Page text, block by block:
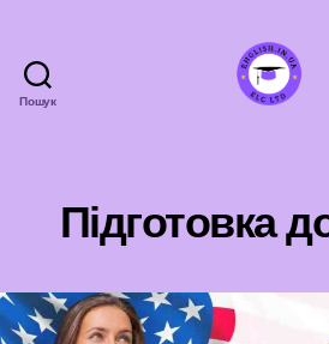
Пошук
Підготовка